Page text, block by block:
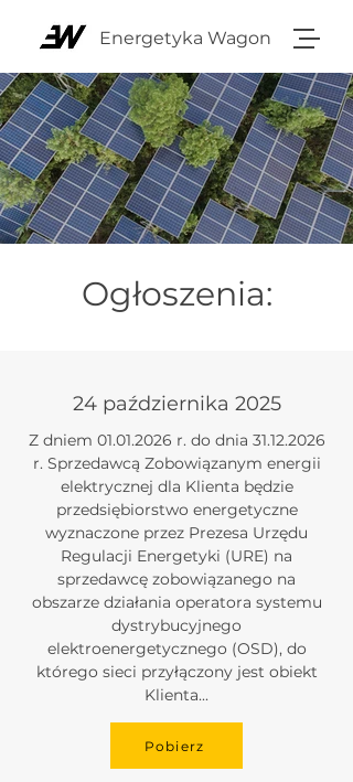
Energetyka Wagon
Ogłoszenia:
24 października 2025
Z dniem 01.01.2026 r. do dnia 31.12.2026
r. Sprzedawcą Zobowiązanym energii
elektrycznej dla Klienta będzie
przedsiębiorstwo energetyczne
wyznaczone przez Prezesa Urzędu
Regulacji Energetyki (URE) na
sprzedawcę zobowiązanego na
obszarze działania operatora systemu
dystrybucyjnego
elektroenergetycznego (OSD), do
którego sieci przyłączony jest obiekt
Klienta...
Pobierz